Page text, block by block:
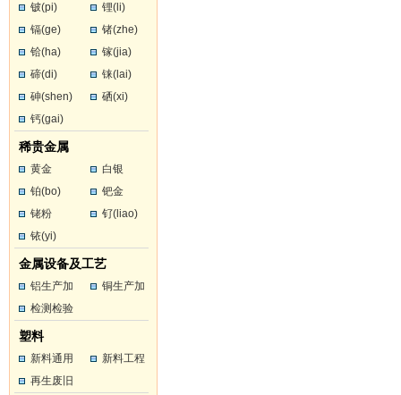
铍(pi)
锂(li)
镉(ge)
锗(zhe)
铪(ha)
镓(jia)
碲(di)
铼(lai)
砷(shen)
硒(xi)
钙(gai)
稀贵金属
黄金
白银
铂(bo)
钯金
铑粉
钌(liao)
铱(yi)
金属设备及工艺
铝生产加
工
铜生产加
检测检验
塑料
新料通用
塑料
新料工程
再生废旧